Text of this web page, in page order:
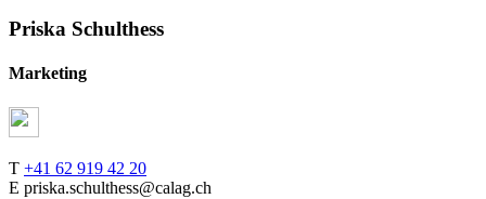
Priska Schulthess
Marketing
T +41 62 919 42 20
E priska.schulthess@calag.ch